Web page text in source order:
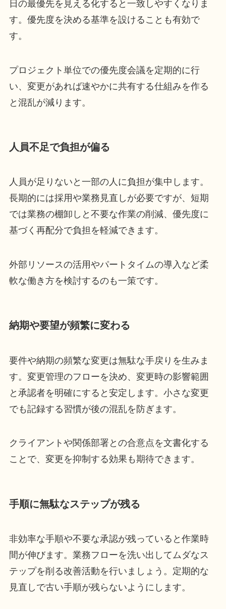
日の最優先を見える化すると一致しやすくなりま
す。優先度を決める基準を設けることも有効で
す。
プロジェクト単位での優先度会議を定期的に行
い、変更があれば速やかに共有する仕組みを作る
と混乱が減ります。
人員不足で負担が偏る
人員が足りないと一部の人に負担が集中します。
長期的には採用や業務見直しが必要ですが、短期
では業務の棚卸しと不要な作業の削減、優先度に
基づく再配分で負担を軽減できます。
外部リソースの活用やパートタイムの導入など柔
軟な働き方を検討するのも一策です。
納期や要望が頻繁に変わる
要件や納期の頻繁な変更は無駄な手戻りを生みま
す。変更管理のフローを決め、変更時の影響範囲
と承認者を明確にすると安定します。小さな変更
でも記録する習慣が後の混乱を防ぎます。
クライアントや関係部署との合意点を文書化する
ことで、変更を抑制する効果も期待できます。
手順に無駄なステップが残る
非効率な手順や不要な承認が残っていると作業時
間が伸びます。業務フローを洗い出してムダなス
テップを削る改善活動を行いましょう。定期的な
見直しで古い手順が残らないようにします。